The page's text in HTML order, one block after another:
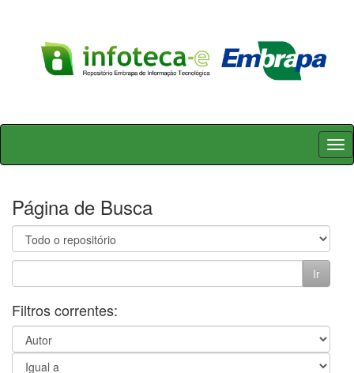
Skip
Página de Busca
Filtros correntes: